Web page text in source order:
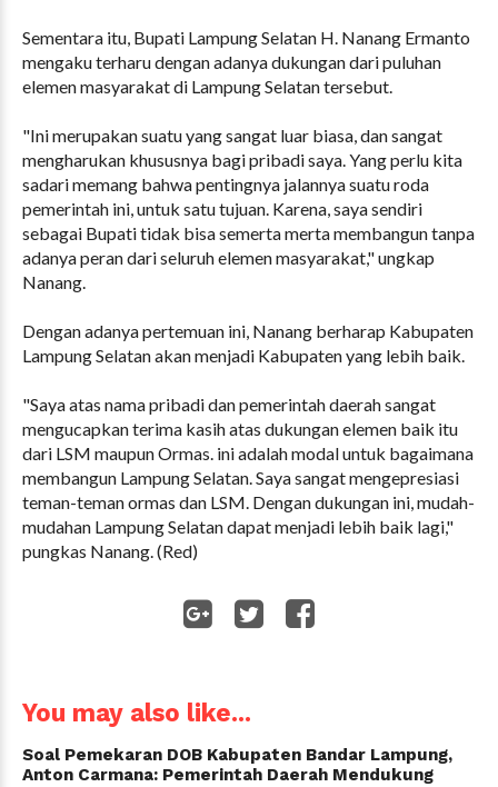
Sementara itu, Bupati Lampung Selatan H. Nanang Ermanto
mengaku terharu dengan adanya dukungan dari puluhan
elemen masyarakat di Lampung Selatan tersebut.
"Ini merupakan suatu yang sangat luar biasa, dan sangat
mengharukan khususnya bagi pribadi saya. Yang perlu kita
sadari memang bahwa pentingnya jalannya suatu roda
pemerintah ini, untuk satu tujuan. Karena, saya sendiri
sebagai Bupati tidak bisa semerta merta membangun tanpa
adanya peran dari seluruh elemen masyarakat," ungkap
Nanang.
Dengan adanya pertemuan ini, Nanang berharap Kabupaten
Lampung Selatan akan menjadi Kabupaten yang lebih baik.
"Saya atas nama pribadi dan pemerintah daerah sangat
mengucapkan terima kasih atas dukungan elemen baik itu
dari LSM maupun Ormas. ini adalah modal untuk bagaimana
membangun Lampung Selatan. Saya sangat mengepresiasi
teman-teman ormas dan LSM. Dengan dukungan ini, mudah-
mudahan Lampung Selatan dapat menjadi lebih baik lagi,"
pungkas Nanang. (Red)
You may also like...
Soal Pemekaran DOB Kabupaten Bandar Lampung,
Anton Carmana: Pemerintah Daerah Mendukung